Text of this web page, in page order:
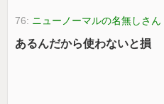
76: ニューノーマルの名無しさん
あるんだから使わないと損